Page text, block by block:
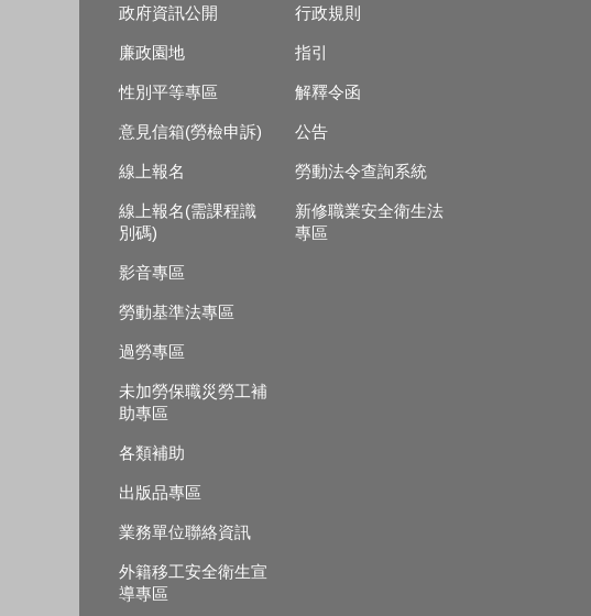
政府資訊公開
廉政園地
性別平等專區
意見信箱(勞檢申訴)
線上報名
線上報名(需課程識
別碼)
影音專區
勞動基準法專區
過勞專區
未加勞保職災勞工補
助專區
各類補助
出版品專區
業務單位聯絡資訊
外籍移工安全衛生宣
導專區
行政規則
指引
解釋令函
公告
勞動法令查詢系統
新修職業安全衛生法
專區